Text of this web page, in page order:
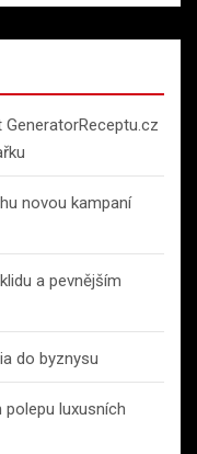
novou kampaní
a pevnějším
do byznysu
luxusních